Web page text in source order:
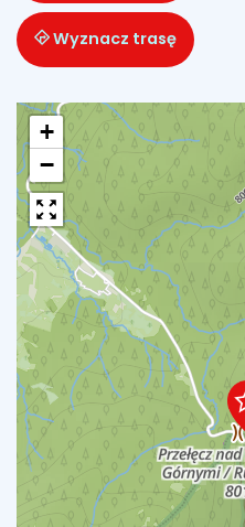
Wyznacz trasę
+
−